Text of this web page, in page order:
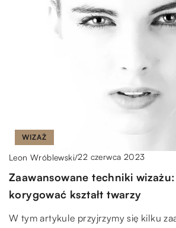
WIZAŻ
Leon Wróblewski/22 czerwca 2023
Zaawansowane techniki
korygować kształt twarzy
W tym artykule przyjrzymy się kilku